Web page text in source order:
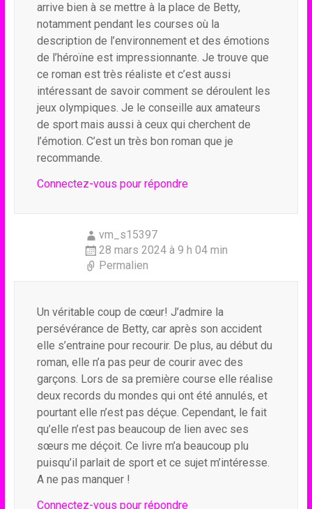
arrive bien à se mettre à la place de Betty,
notamment pendant les courses où la
description de l’environnement et des émotions
de l’héroïne est impressionnante. Je trouve que
ce roman est très réaliste et c’est aussi
intéressant de savoir comment se déroulent les
jeux olympiques. Je le conseille aux amateurs
de sport mais aussi à ceux qui cherchent de
l’émotion. C’est un très bon roman que je
recommande.
Connectez-vous pour répondre
vm_s15397
28 mars 2024 à 9 h 04 min
Permalien
Un véritable coup de cœur! J’admire la
persévérance de Betty, car après son accident
elle s’entraine pour recourir. De plus, au début du
roman, elle n’a pas peur de courir avec des
garçons. Lors de sa première course elle réalise
deux records du mondes qui ont été annulés, et
pourtant elle n’est pas déçue. Cependant, le fait
qu’elle n’est pas beaucoup de lien avec ses
sœurs me déçoit. Ce livre m’a beaucoup plu
puisqu’il parlait de sport et ce sujet m’intéresse.
A ne pas manquer !
Connectez-vous pour répondre